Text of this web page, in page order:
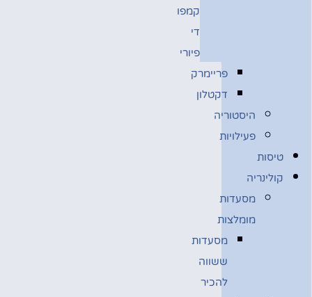
קמפו
די
פיורי
פריימרק
דקטלון
היסטוריה
פעילויות
טיסות
קולינריה
מסעדות
מומלצות
מסעדות
ששווה
להכיר